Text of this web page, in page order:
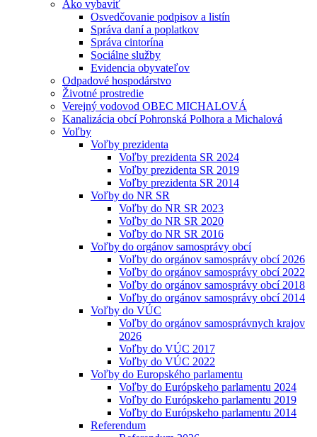
Ako vybaviť
Osvedčovanie podpisov a listín
Správa daní a poplatkov
Správa cintorína
Sociálne služby
Evidencia obyvateľov
Odpadové hospodárstvo
Životné prostredie
Verejný vodovod OBEC MICHALOVÁ
Kanalizácia obcí Pohronská Polhora a Michalová
Voľby
Voľby prezidenta
Voľby prezidenta SR 2024
Voľby prezidenta SR 2019
Voľby prezidenta SR 2014
Voľby do NR SR
Voľby do NR SR 2023
Voľby do NR SR 2020
Voľby do NR SR 2016
Voľby do orgánov samosprávy obcí
Voľby do orgánov samosprávy obcí 2026
Voľby do orgánov samosprávy obcí 2022
Voľby do orgánov samosprávy obcí 2018
Voľby do orgánov samosprávy obcí 2014
Voľby do VÚC
Voľby do orgánov samosprávnych krajov
2026
Voľby do VÚC 2017
Voľby do VÚC 2022
Voľby do Europského parlamentu
Voľby do Európskeho parlamentu 2024
Voľby do Európskeho parlamentu 2019
Voľby do Európskeho parlamentu 2014
Referendum